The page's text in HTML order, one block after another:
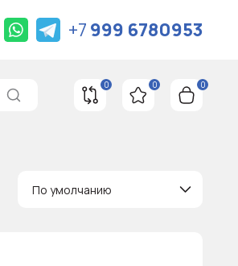
+7 999 6780953
0 0 0
По умолчанию